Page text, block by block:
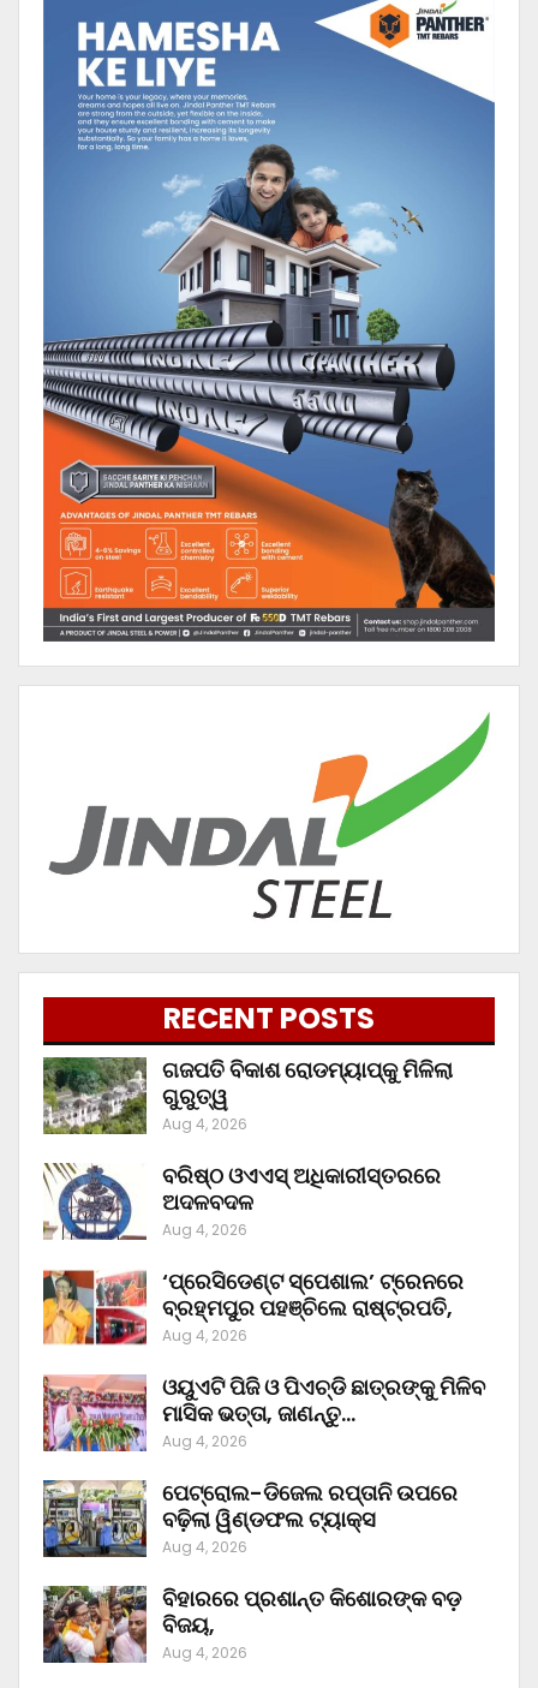
RECENT POSTS
ଗଜପତି ବିକାଶ ରୋଡମ୍ୟାପ୍‌କୁ ମିଳିଲା
ଗୁରୁତ୍ୱ
Aug 4, 2026
ବରିଷ୍ଠ ଓଏଏସ୍‌ ଅଧିକାରୀସ୍ତରରେ
ଅଦଳବଦଳ
Aug 4, 2026
‘ପ୍ରେସିଡେଣ୍ଟ ସ୍ପେଶାଲ’ ଟ୍ରେନରେ
ବ୍ରହ୍ମପୁର ପହଞ୍ଚିଲେ ରାଷ୍ଟ୍ରପତି,
Aug 4, 2026
ଓୟୁଏଟି ପିଜି ଓ ପିଏଚ୍‌ଡି ଛାତ୍ରଙ୍କୁ ମିଳିବ
ମାସିକ ଭତ୍ତା, ଜାଣନ୍ତୁ…
Aug 4, 2026
ପେଟ୍ରୋଲ-ଡିଜେଲ ରପ୍ତାନି ଉପରେ
ବଢ଼ିଲା ୱିଣ୍ଡଫଲ ଟ୍ୟାକ୍ସ
Aug 4, 2026
ବିହାରରେ ପ୍ରଶାନ୍ତ କିଶୋରଙ୍କ ବଡ଼
ବିଜୟ,
Aug 4, 2026